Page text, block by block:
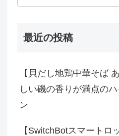
最近の投稿
【貝だし地鶏中華そば
しい磯の香りが満点の
ン
【SwitchBotスマートロ